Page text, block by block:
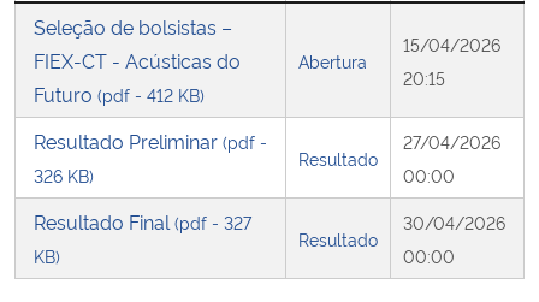
Ministério do Desenvolvimento Regional
Controladoria-Geral da União
Ministério da Mulher, da Família e dos Direitos Humanos
Secretaria-Geral
Seleção de bolsistas –
FIEX-CT - Acústicas do
Futuro (pdf - 412 KB)
Abertura
15/04/2026
20:15
Resultado Preliminar (pdf -
326 KB)
Resultado
27/04/2026
00:00
Resultado Final (pdf - 327
KB)
Resultado
30/04/2026
00:00